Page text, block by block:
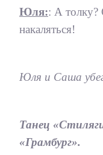
Юля:: А толку?
накаляться!
Юля и Саша
Танец
«Грамбург».